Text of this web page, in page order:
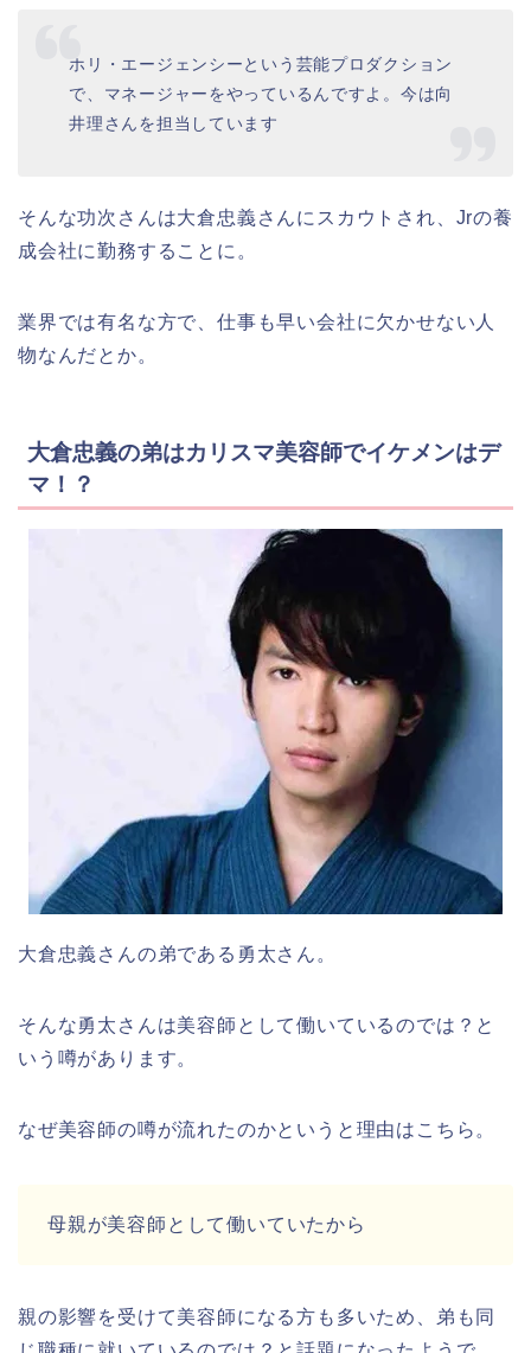
ホリ・エージェンシーという芸能プロダクション
で、マネージャーをやっているんですよ。今は向
井理さんを担当しています
そんな功次さんは大倉忠義さんにスカウトされ、Jrの養
成会社に勤務することに。
業界では有名な方で、仕事も早い会社に欠かせない人
物なんだとか。
大倉忠義の弟はカリスマ美容師でイケメンはデ
マ！？
大倉忠義さんの弟である勇太さん。
そんな勇太さんは美容師として働いているのでは？と
いう噂があります。
なぜ美容師の噂が流れたのかというと理由はこちら。
母親が美容師として働いていたから
親の影響を受けて美容師になる方も多いため、弟も同